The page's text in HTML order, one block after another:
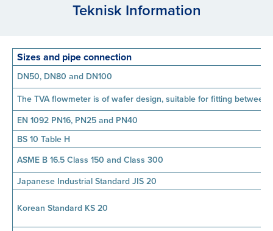
Teknisk Information
Sizes and pipe connection
DN50, DN80 and DN100
The TVA flowmeter is of wafer design, suitable for fitting between
EN 1092 PN16, PN25 and PN40
BS 10 Table H
ASME B 16.5 Class 150 and Class 300
Japanese Industrial Standard JIS 20
Korean Standard KS 20